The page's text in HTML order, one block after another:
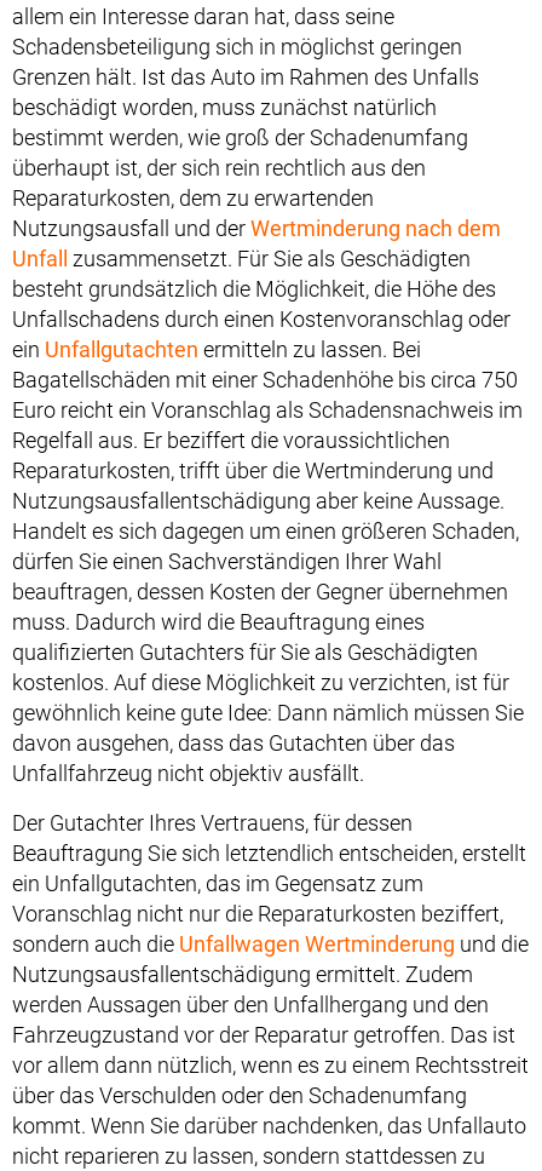
allem ein Interesse daran hat, dass seine
Schadensbeteiligung sich in möglichst geringen
Grenzen hält. Ist das Auto im Rahmen des Unfalls
beschädigt worden, muss zunächst natürlich
bestimmt werden, wie groß der Schadenumfang
überhaupt ist, der sich rein rechtlich aus den
Reparaturkosten, dem zu erwartenden
Nutzungsausfall und derWertminderung nach dem
Unfall zusammensetzt. Für Sie als Geschädigten
besteht grundsätzlich die Möglichkeit, die Höhe des
Unfallschadens durch einen Kostenvoranschlag oder
ein Unfallgutachten ermitteln zu lassen. Bei
Bagatellschäden mit einer Schadenhöhe bis circa 750
Euro reicht ein Voranschlag als Schadensnachweis im
Regelfall aus. Er beziffert die voraussichtlichen
Reparaturkosten, trifft über die Wertminderung und
Nutzungsausfallentschädigung aber keine Aussage.
Handelt es sich dagegen um einen größeren Schaden,
dürfen Sie einen Sachverständigen Ihrer Wahl
beauftragen, dessen Kosten der Gegner übernehmen
muss. Dadurch wird die Beauftragung eines
qualifizierten Gutachters für Sie als Geschädigten
kostenlos. Auf diese Möglichkeit zu verzichten, ist für
gewöhnlich keine gute Idee: Dann nämlich müssen Sie
davon ausgehen, dass das Gutachten über das
Unfallfahrzeug nicht objektiv ausfällt.
Der Gutachter Ihres Vertrauens, für dessen
Beauftragung Sie sich letztendlich entscheiden, erstellt
ein Unfallgutachten, das im Gegensatz zum
Voranschlag nicht nur die Reparaturkosten beziffert,
sondern auch die Unfallwagen Wertminderung und die
Nutzungsausfallentschädigung ermittelt. Zudem
werden Aussagen über den Unfallhergang und den
Fahrzeugzustand vor der Reparatur getroffen. Das ist
vor allem dann nützlich, wenn es zu einem Rechtsstreit
über das Verschulden oder den Schadenumfang
kommt. Wenn Sie darüber nachdenken, das Unfallauto
nicht reparieren zu lassen, sondern stattdessen zu